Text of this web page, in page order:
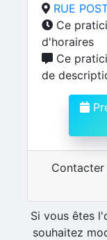
RUE
Ce
d'horaires
Ce
de
Si vous êtes
souhaitez